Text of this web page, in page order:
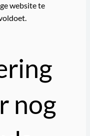
website te
nog